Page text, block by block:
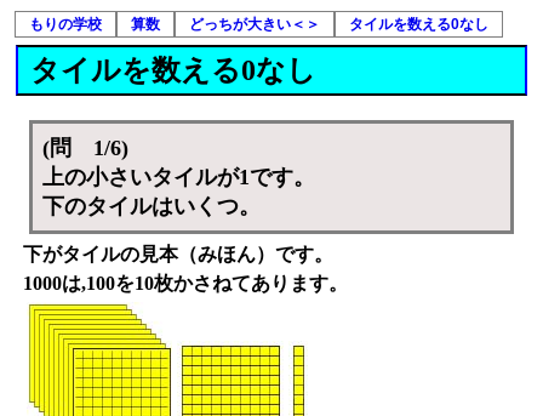
もりの学校 算数 どっちが大きい＜＞ タイルを数える0なし
タイルを数える0なし
(問 1/6)
上の小さいタイルが1です。
下のタイルはいくつ。
下がタイルの見本（みほん）です。
1000は,100を10枚かさねてあります。